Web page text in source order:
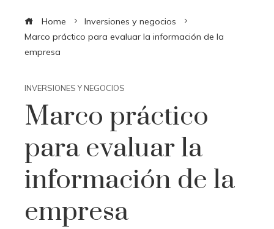
Home
Inversiones y negocios
Marco práctico para evaluar la información de la
empresa
INVERSIONES Y NEGOCIOS
Marco práctico
para evaluar la
información de la
empresa